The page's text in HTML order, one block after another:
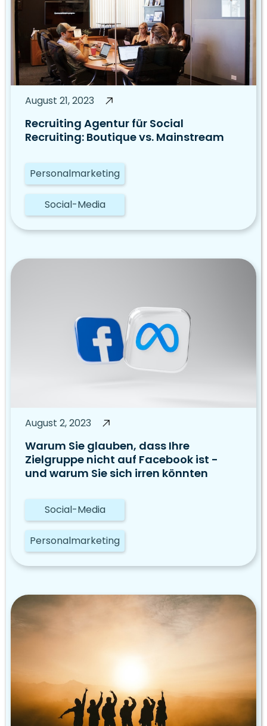
August 21, 2023
Recruiting Agentur für Social
Recruiting: Boutique vs. Mainstream
Personalmarketing
Social-Media
August 2, 2023
Warum Sie glauben, dass Ihre
Zielgruppe nicht auf Facebook ist -
und warum Sie sich irren könnten
Social-Media
Personalmarketing